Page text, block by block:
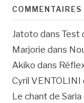
COMMENTAIRES
Jatoto dans Test
Marjorie dans
Akiko dans
Cyril VENTOLINI
Le chant de Saria